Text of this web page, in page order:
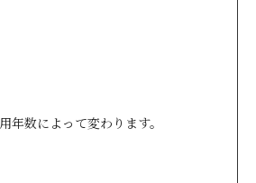
年数によって変わります。